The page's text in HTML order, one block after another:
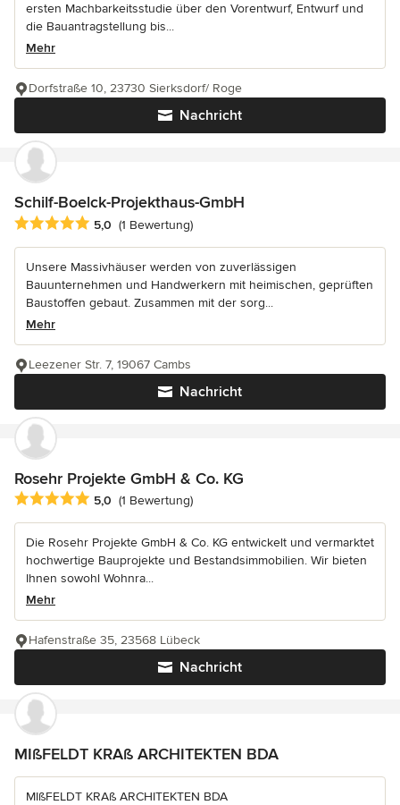
ersten Machbarkeitsstudie über den Vorentwurf, Entwurf und
die Bauantragstellung bis...
Mehr
Nachricht
Dorfstraße 10, 23730 Sierksdorf/ Roge
Schilf-Boelck-Projekthaus-GmbH
Durchschnittliche Bewertung: 5 von 5 Sternen
5,0 (1 Bewertung)
Unsere Massivhäuser werden von zuverlässigen
Bauunternehmen und Handwerkern mit heimischen, geprüften
Baustoffen gebaut. Zusammen mit der sorg...
Mehr
Nachricht
Leezener Str. 7, 19067 Cambs
Rosehr Projekte GmbH & Co. KG
Durchschnittliche Bewertung: 5 von 5 Sternen
5,0 (1 Bewertung)
Die Rosehr Projekte GmbH & Co. KG entwickelt und vermarktet
hochwertige Bauprojekte und Bestandsimmobilien. Wir bieten
Ihnen sowohl Wohnra...
Mehr
Nachricht
Hafenstraße 35, 23568 Lübeck
MIßFELDT KRAß ARCHITEKTEN BDA
MIßFELDT KRAß ARCHITEKTEN BDA